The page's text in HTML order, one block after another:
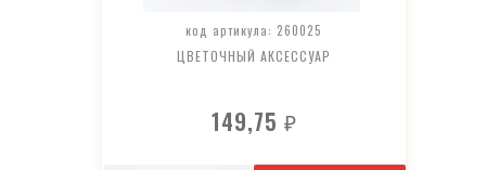
код артикула: 260025
ЦВЕТОЧНЫЙ АКСЕССУАР
149,75 ₽